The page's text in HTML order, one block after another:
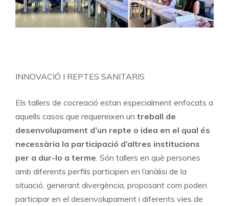
INNOVACIÓ I REPTES SANITARIS
Els tallers de cocreació estan especialment enfocats a
aquells casos que requereixen un treball de
desenvolupament d’un repte o idea en el qual és
necessària la participació d’altres institucions
per a dur-lo a terme. Són tallers en què persones
amb diferents perfils participen en l’anàlisi de la
situació, generant divergència, proposant com poden
participar en el desenvolupament i diferents vies de